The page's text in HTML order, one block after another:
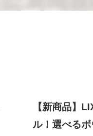
【新商品】
ル！選べる